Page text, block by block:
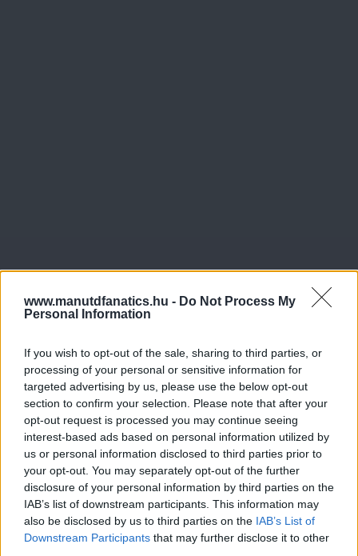
www.manutdfanatics.hu - Do Not Process My
Personal Information
If you wish to opt-out of the sale, sharing to third parties, or
processing of your personal or sensitive information for
targeted advertising by us, please use the below opt-out
section to confirm your selection. Please note that after your
opt-out request is processed you may continue seeing
interest-based ads based on personal information utilized by
us or personal information disclosed to third parties prior to
your opt-out. You may separately opt-out of the further
disclosure of your personal information by third parties on the
IAB’s list of downstream participants. This information may
also be disclosed by us to third parties on the IAB’s List of
Downstream Participants that may further disclose it to other